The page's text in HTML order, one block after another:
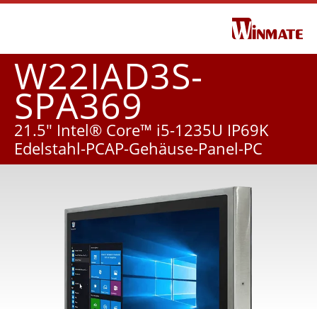
W22IAD3S-
SPA369
21.5" Intel® Core™ i5-1235U IP69K
Edelstahl-PCAP-Gehäuse-Panel-PC